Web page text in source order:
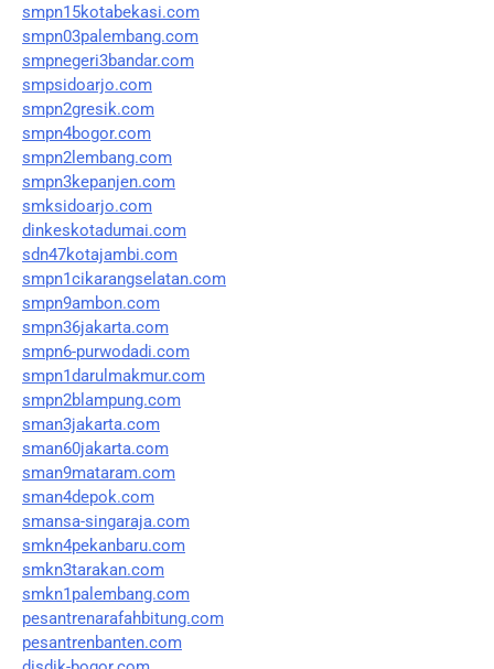
smpn15kotabekasi.com
smpn03palembang.com
smpnegeri3bandar.com
smpsidoarjo.com
smpn2gresik.com
smpn4bogor.com
smpn2lembang.com
smpn3kepanjen.com
smksidoarjo.com
dinkeskotadumai.com
sdn47kotajambi.com
smpn1cikarangselatan.com
smpn9ambon.com
smpn36jakarta.com
smpn6-purwodadi.com
smpn1darulmakmur.com
smpn2blampung.com
sman3jakarta.com
sman60jakarta.com
sman9mataram.com
sman4depok.com
smansa-singaraja.com
smkn4pekanbaru.com
smkn3tarakan.com
smkn1palembang.com
pesantrenarafahbitung.com
pesantrenbanten.com